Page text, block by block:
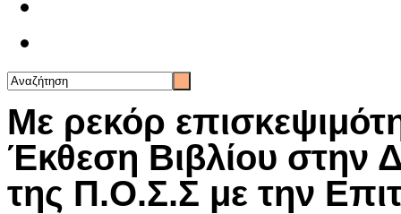
Με ρεκόρ
Έκθεση Βιβλίου στην
της Π.Ο.Σ.Σ με την